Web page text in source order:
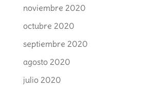
noviembre 2020
octubre 2020
septiembre 2020
agosto 2020
julio 2020